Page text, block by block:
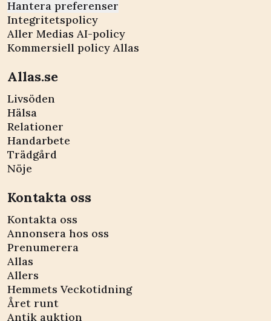
Hantera preferenser
Integritetspolicy
Aller Medias AI-policy
Kommersiell policy Allas
Allas.se
Livsöden
Hälsa
Relationer
Handarbete
Trädgård
Nöje
Kontakta oss
Kontakta oss
Annonsera hos oss
Prenumerera
Allas
Allers
Hemmets Veckotidning
Året runt
Antik auktion